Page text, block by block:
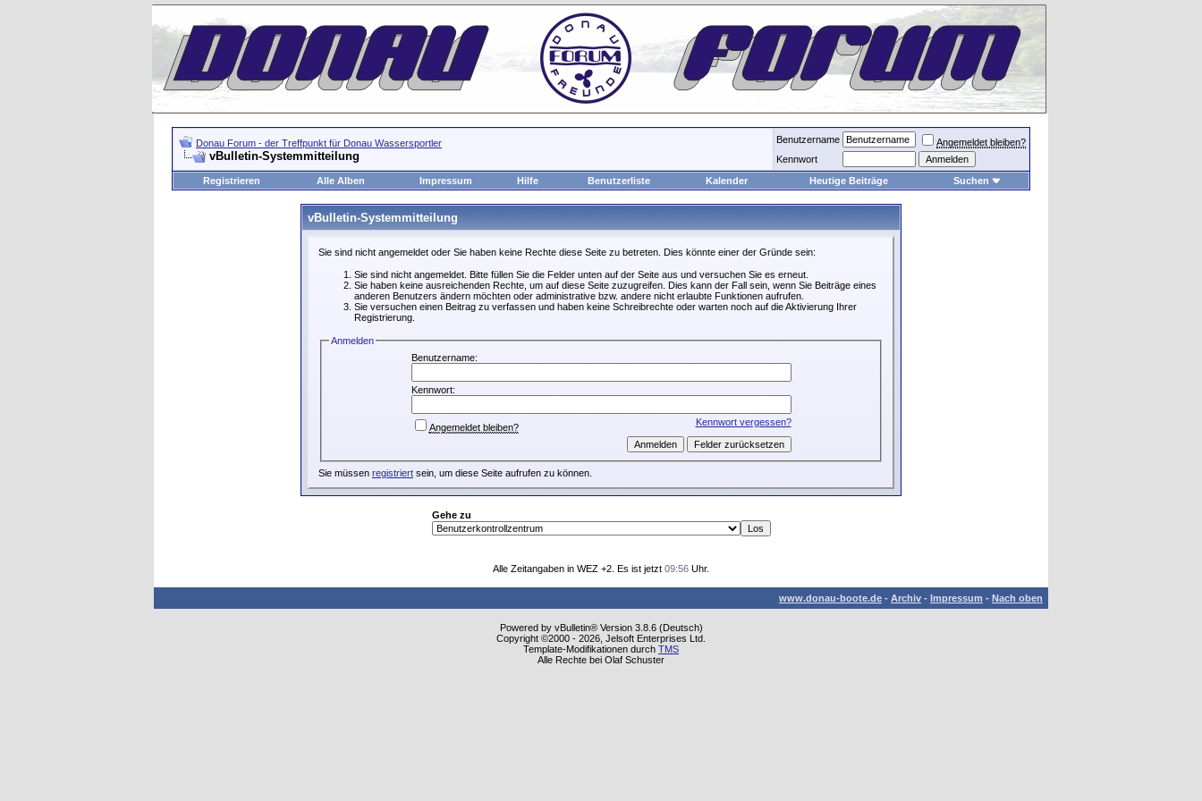
Donau Forum - der Treffpunkt für Donau Wassersportler
vBulletin-Systemmitteilung
Benutzername
Angemeldet bleiben?
Kennwort
Registrieren
Alle Alben Impressum Hilfe Benutzerliste Kalender Heutige Beiträge Suchen
vBulletin-Systemmitteilung
Sie sind nicht angemeldet oder Sie haben keine Rechte diese Seite zu betreten. Dies könnte einer der Gründe sein:
Sie sind nicht angemeldet. Bitte füllen Sie die Felder unten auf der Seite aus und versuchen Sie es erneut.
Sie haben keine ausreichenden Rechte, um auf diese Seite zuzugreifen. Dies kann der Fall sein, wenn Sie Beiträge eines
anderen Benutzers ändern möchten oder administrative bzw. andere nicht erlaubte Funktionen aufrufen.
Sie versuchen einen Beitrag zu verfassen und haben keine Schreibrechte oder warten noch auf die Aktivierung Ihrer
Registrierung.
Anmelden
Benutzername:
Kennwort:
Kennwort vergessen?
Angemeldet bleiben?
Sie müssen registriert sein, um diese Seite aufrufen zu können.
Gehe zu
Alle Zeitangaben in WEZ +2. Es ist jetzt 09:56 Uhr.
www.donau-boote.de - Archiv - Impressum - Nach oben
Powered by vBulletin® Version 3.8.6 (Deutsch)
Copyright ©2000 - 2026, Jelsoft Enterprises Ltd.
Template-Modifikationen durch TMS
Alle Rechte bei Olaf Schuster